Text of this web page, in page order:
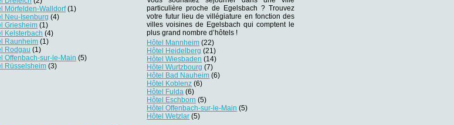
Mörfelden-Walldorf(1)
Neu-Isenburg (4)
Griesheim (1)
Kelsterbach (4)
Raunheim (1)
Rodgau (1)
Offenbach-sur-le-Main (5)
Rüsselsheim (3)
particulière proche de Egelsbach ? Trouvez
votre futur lieu de villégiature en fonction des
villes voisines de Egelsbach qui comptent le
plus grand nombre d’hôtels !
Hôtel Mannheim (22)
Hôtel Heidelberg (21)
Hôtel Wiesbaden (14)
Hôtel Wurtzbourg (7)
Hôtel Bad Nauheim (6)
Hôtel Koblenz (6)
Hôtel Fulda (6)
Hôtel Eschborn (5)
Hôtel Offenbach-sur-le-Main (5)
Hôtel Wetzlar (5)